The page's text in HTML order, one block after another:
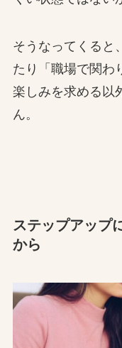
そうなってくると
たり「職場で関わ
楽しみを求める以
ん。
ステップアップ
から